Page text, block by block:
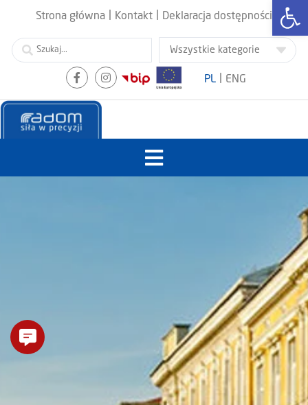
Strona główna Kontakt Deklaracja dostępności
PL ENG